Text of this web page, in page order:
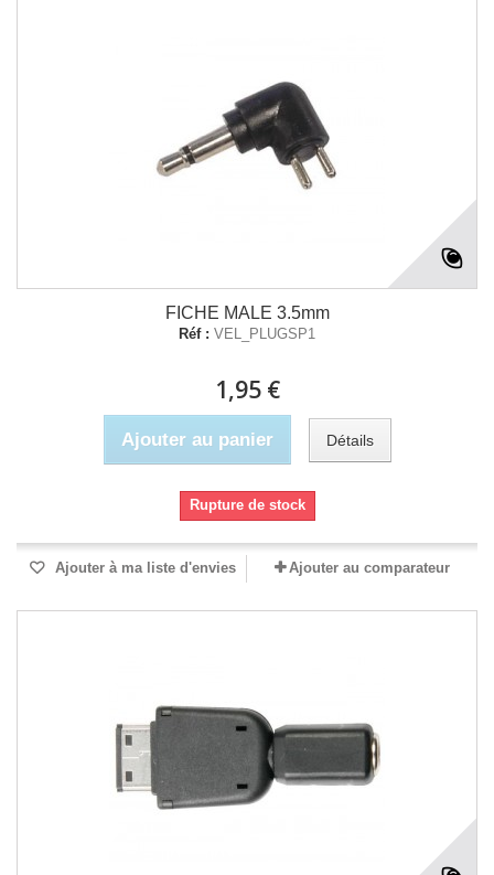
FICHE MALE 3.5mm
Réf : VEL_PLUGSP1
1,95 €
Ajouter au panier Détails
Rupture de stock
Ajouter à ma liste d'envies Ajouter au comparateur